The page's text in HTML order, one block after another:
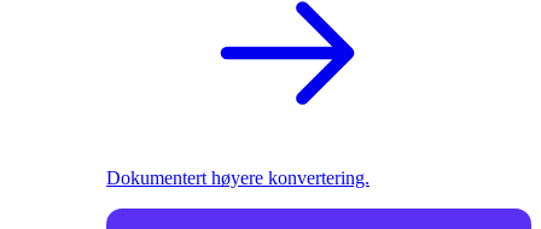
Dokumentert høyere konvertering.